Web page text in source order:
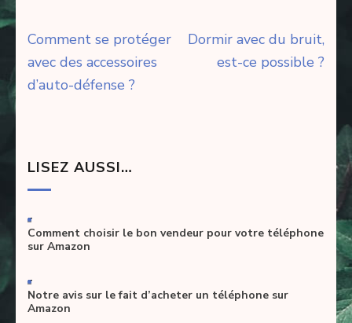
Navigation
de
l’article
Comment se protéger
avec des accessoires
d’auto-défense ?
Dormir avec du bruit,
est-ce possible ?
LISEZ AUSSI…
-
Comment choisir le bon vendeur pour votre téléphone
sur Amazon
-
Notre avis sur le fait d’acheter un téléphone sur
Amazon